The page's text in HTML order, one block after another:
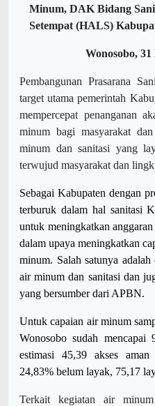
Minum, DAK Bidang
Setempat (HALS)
Wonosobo, 31
Pembangunan Prasarana
target utama pemerintah
mempercepat penanganan
minum bagi masyarakat
minum dan sanitasi yang
terwujud masyarakat dan
Sebagai Kabupaten dengan
terburuk dalam hal sanitasi
untuk meningkatkan
dalam upaya meningkatkan
minum. Salah satunya
air minum dan sanitasi dan
yang bersumber dari APBN.
Untuk capaian air minum
Wonosobo sudah mencapai
estimasi 45,39 akses
24,83% belum layak, 75,17
Terkait kegiatan air